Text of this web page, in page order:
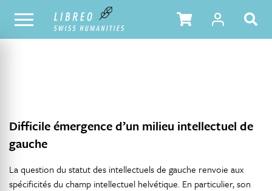
NOTRE CATALOGUE TABLE DES MATIÈRES
Difficile émergence d’un milieu intellectuel de
gauche
La question du statut des intellectuels de gauche renvoie aux
spécificités du champ intellectuel helvétique. En particulier, son